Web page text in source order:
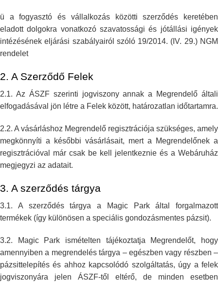
ü a fogyasztó és vállalkozás közötti szerződés keretében
eladott dolgokra vonatkozó szavatossági és jótállási igények
intézésének eljárási szabályairól szóló 19/2014. (IV. 29.) NGM
rendelet
2. A Szerződő Felek
2.1. Az ÁSZF szerinti jogviszony annak a Megrendelő általi
elfogadásával jön létre a Felek között, határozatlan időtartamra.
2.2. A vásárláshoz Megrendelő regisztrációja szükséges, amely
megkönnyíti a későbbi vásárlásait, mert a Megrendelőnek a
regisztrációval már csak be kell jelentkeznie és a Webáruház
megjegyzi az adatait.
3. A szerződés tárgya
3.1. A szerződés tárgya a Magic Park által forgalmazott
termékek (így különösen a speciális gondozásmentes pázsit).
3.2. Magic Park ismételten tájékoztatja Megrendelőt, hogy
amennyiben a megrendelés tárgya – egészben vagy részben –
pázsittelepítés és ahhoz kapcsolódó szolgáltatás, úgy a felek
jogviszonyára jelen ÁSZF-től eltérő, de minden esetben